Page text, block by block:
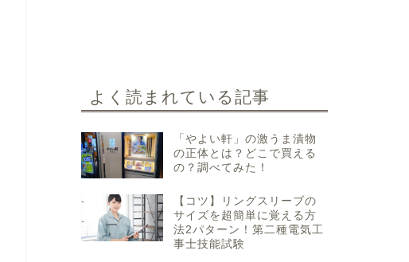
よく読まれている記事
「やよい軒」の激うま漬物
の正体とは？どこで買える
の？調べてみた！
【コツ】リングスリーブの
サイズを超簡単に覚える方
法2パターン！第二種電気工
事士技能試験